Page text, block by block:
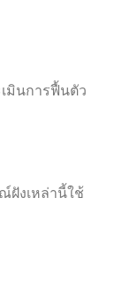
มินการฟื้นตัว
ฝังเหล่านี้ใช้